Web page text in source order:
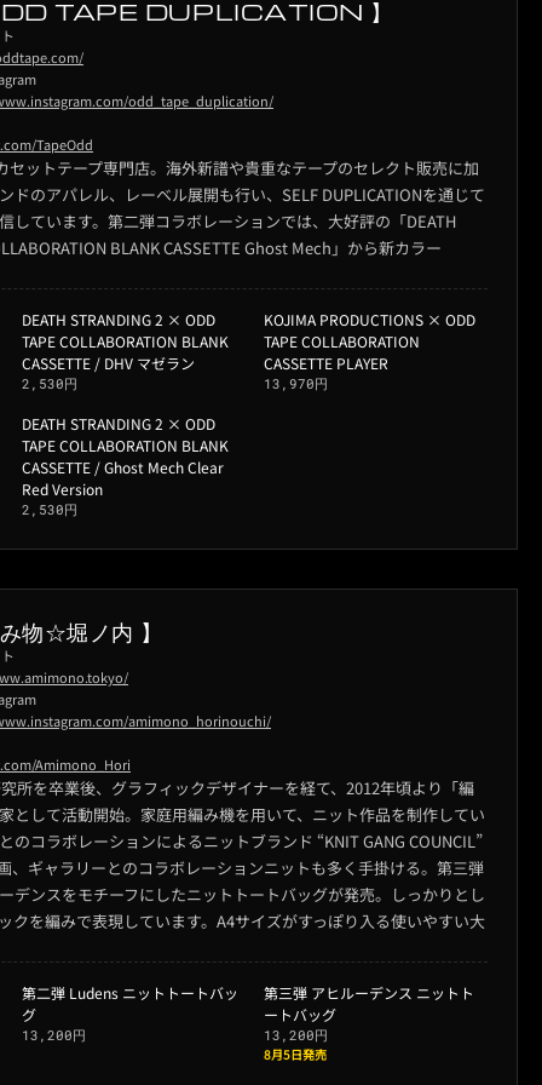
TAPE DUPLICATION 】
odd_tape_duplication/
TapeOdd
セットテープ専門店。海外新譜や貴重なテープのセレクト販売に加
ドのアパレル、レーベル展開も行い、SELF DUPLICATIONを通じて
しています。第二弾コラボレーションでは、大好評の「DEATH
BLANK CASSETTE Ghost Mech」から新カラー
DEATH STRANDING 2 × ODD
TAPE COLLABORATION BLANK
CASSETTE / DHV マゼラン
2,530円
KOJIMA PRODUCTIONS × ODD
TAPE COLLABORATION
CASSETTE PLAYER
13,970円
DEATH STRANDING 2 × ODD
TAPE COLLABORATION BLANK
CASSETTE / Ghost Mech Clear
Red Version
2,530円
み物☆堀ノ内 】
amimono_horinouchi/
Amimono_Hori
所を卒業後、グラフィックデザイナーを経て、2012年頃より「編
として活動開始。家庭用編み機を用いて、ニット作品を制作してい
のコラボレーションによるニットブランド “KNIT GANG COUNCIL”
、ギャラリーとのコラボレーションニットも多く手掛ける。第三弾
デンスをモチーフにしたニットトートバッグが発売。しっかりとし
クを編みで表現しています。A4サイズがすっぽり入る使いやすい大
第二弾 Ludens ニットトートバッ
グ
13,200円
第三弾 アヒルーデンス ニットト
ートバッグ
13,200円
8月5日発売